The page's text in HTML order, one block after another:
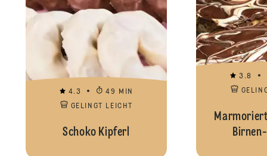
4.3
49 MIN
GELINGT LEICHT
Schoko Kipferl
3.8